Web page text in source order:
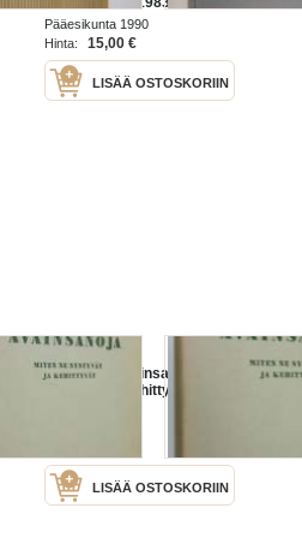
Pääesikunta 1990
Hinta:
15,00 €
LISÄÄ OSTOSKORIIN
Kulttuurin avainsanoja : miten ne
syntyvät ja kehittyvät
LISÄÄ OSTOSKORIIN